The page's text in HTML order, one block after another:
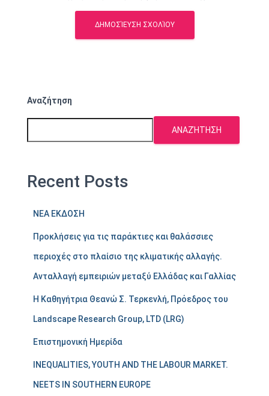
Αναζήτηση
ΑΝΑΖΉΤΗΣΗ
Recent Posts
ΝΕΑ ΕΚΔΟΣΗ
Προκλήσεις για τις παράκτιες και θαλάσσιες
περιοχές στο πλαίσιο της κλιματικής αλλαγής.
Ανταλλαγή εμπειριών μεταξύ Ελλάδας και Γαλλίας
Η Καθηγήτρια Θεανώ Σ. Τερκενλή, Πρόεδρος του
Landscape Research Group, LTD (LRG)
Επιστημονική Ημερίδα
INEQUALITIES, YOUTH AND THE LABOUR MARKET.
NEETS IN SOUTHERN EUROPE